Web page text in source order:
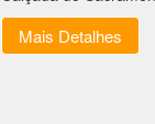
Mais Detalhes